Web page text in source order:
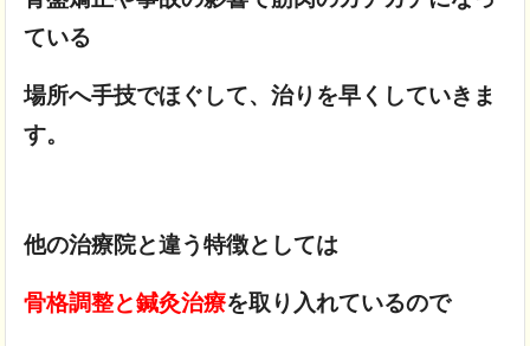
ている
場所へ手技でほぐして、治りを早くしていきま
す。
他の治療院と違う特徴としては
骨格調整と鍼灸治療を取り入れているので